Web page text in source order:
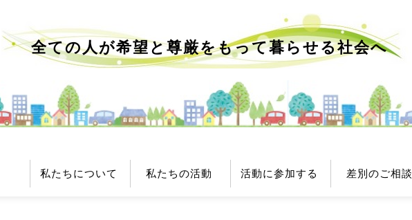
全ての人が希望と尊厳をもって暮らせる社会へ
私たちについて 私たちの活動 活動に参加する 差別のご相談